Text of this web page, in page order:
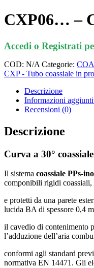
CXP06… –
Accedi o Registrati
COD: N/A Categorie:
CXP - Tubo coassiale in
Descrizione
Informazioni
Recensioni (0)
Descrizione
Curva a 30° coassiale
Il sistema coassiale PPs-
componibili rigidi
e protetti da una parete
lucida BA di spessore 0,4
il cavedio di contenimento
l’adduzione dell’aria
conformi agli standard
normativa EN 14471. Gli